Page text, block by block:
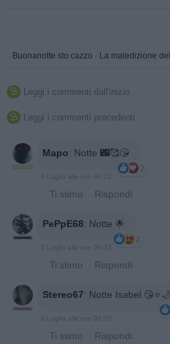
Buonanotte sto cazzo · La maledizione
 Leggi i commenti dall'inizio...
 Leggi i commenti precedenti...
Mapo: Notte 🌃🥰😘
2
· Ti stimo · Rispondi
PePpE68: Notte 🌟
2
· Ti stimo · Rispondi
Stereo67: Notte Isabel 😘⭐🌙
· Ti stimo · Rispondi